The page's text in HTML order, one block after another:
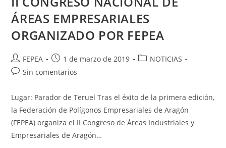
ÁREAS EMPRESARIALES
ORGANIZADO POR FEPEA
Autor
de
FEPEA
Publicación
de
1 de marzo de 2019
Categoría
NOTICIAS
Comentarios
entrada:
Sin comentarios
Lugar: Parador de Teruel Tras el éxito de la primera edición,
la Federación de Polígonos Empresariales de Aragón
(FEPEA) organiza el II Congreso de Áreas Industriales y
Empresariales de Aragón…